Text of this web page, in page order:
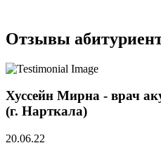
Отзывы
Хуссейн Мирна - врач
(г. Нарткала)
20.06.22